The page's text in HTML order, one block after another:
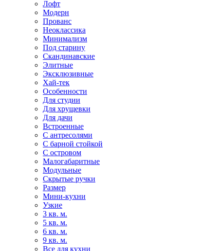
Лофт
Модерн
Прованс
Неоклассика
Минимализм
Под старину
Скандинавские
Элитные
Эксклюзивные
Хай-тек
Особенности
Для студии
Для хрущевки
Для дачи
Встроенные
С антресолями
С барной стойкой
С островом
Малогабаритные
Модульные
Скрытые ручки
Размер
Мини-кухни
Узкие
3 кв. м.
5 кв. м.
6 кв. м.
9 кв. м.
Все для кухни